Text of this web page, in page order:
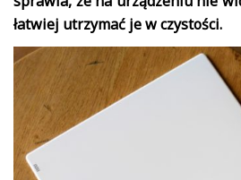
łatwiej utrzymać je w czystości.